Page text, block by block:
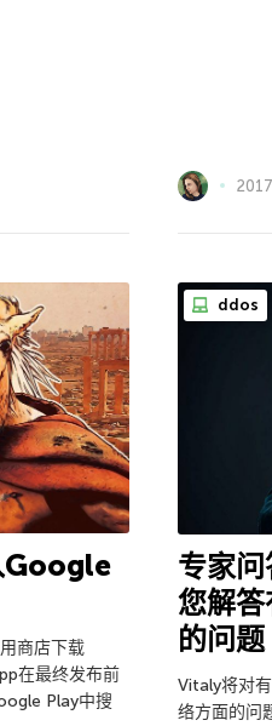
Google
商店下载
在最终发布前
Play中搜
ddos
专家
您解
的问题
Vitaly将对
络方面的问